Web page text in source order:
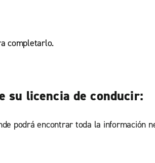
completarlo.
su licencia de conducir:
podrá encontrar toda la información